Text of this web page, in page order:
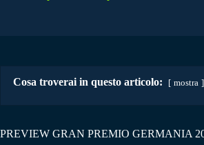
Cosa troverai in questo articolo: mostra
PREVIEW GRAN PREMIO GERMANIA